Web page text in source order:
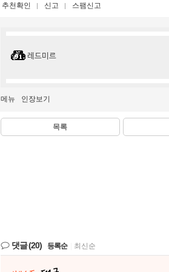
추천확인 신고 스팸신고
레드미르
메뉴 인장보기
목록
댓글(20) 등록순 최신순